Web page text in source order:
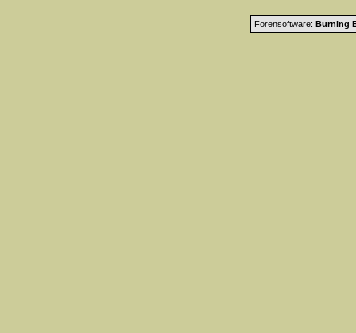
Forensoftware: Burning